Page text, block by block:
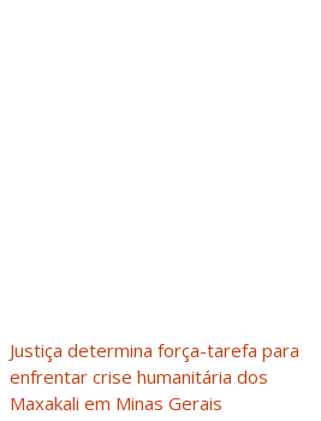
Justiça determina força-tarefa para
enfrentar crise humanitária dos
Maxakali em Minas Gerais